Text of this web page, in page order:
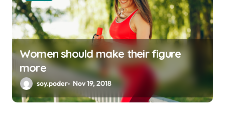
Women should make their figure
more
soy.poder Nov 19, 2018